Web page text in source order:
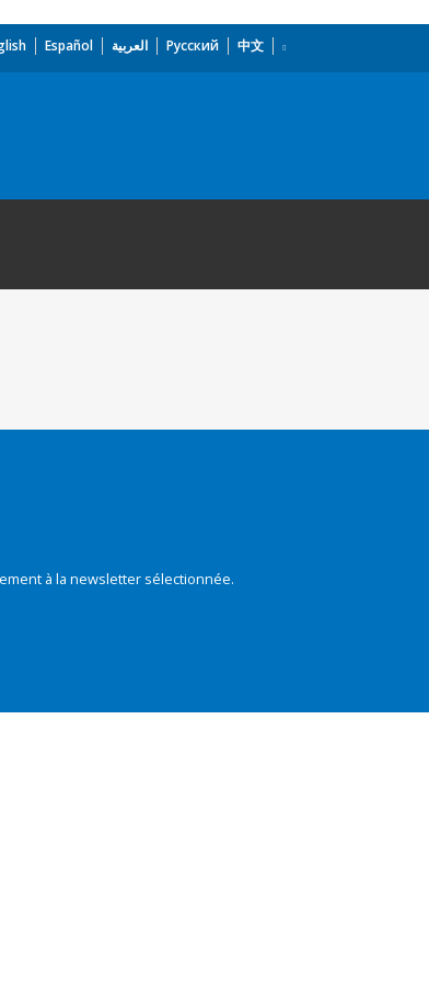
Español العربية Русский 中文
à la newsletter sélectionnée.